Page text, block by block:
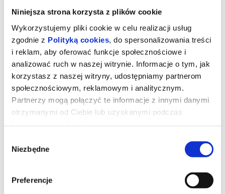
Niniejsza strona korzysta z plików cookie
Wykorzystujemy pliki cookie w celu realizacji usług
zgodnie z Polityką cookies , do spersonalizowania treści
i reklam, aby oferować funkcje społecznościowe i
analizować ruch w naszej witrynie. Informacje o tym, jak
korzystasz z naszej witryny, udostępniamy partnerom
społecznościowym, reklamowym i analitycznym.
Partnerzy mogą połączyć te informacje z innymi danymi
otrzymanymi od Ciebie lub uzyskanymi podczas
zgody
Niezbędne
Preferencje
Takie jest życie
"Takie jest życie" to inspirowana prawdziwymi wydarzeniami
poruszająca historia, która rozgrywa się na słonecznym wybrzeżu
południowej Sardynii. Efisio Mulas, żyjący po swojemu pasterz,
deweloperem. Niespodziewany najeźdźca chce zamienić jego
dom i ziemię w luksusowy kurort.